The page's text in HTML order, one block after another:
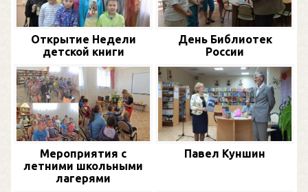
Открытие Недели
детской книги
День Библиотек
России
Мероприятия с
летними школьными
лагерями
Павел Куншин